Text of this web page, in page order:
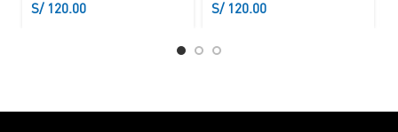
S/
S/